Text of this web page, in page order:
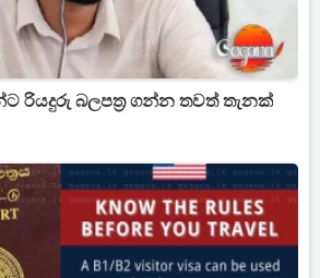
රියදුරු බලපත්‍ර ගන්න තවත් තැනක්